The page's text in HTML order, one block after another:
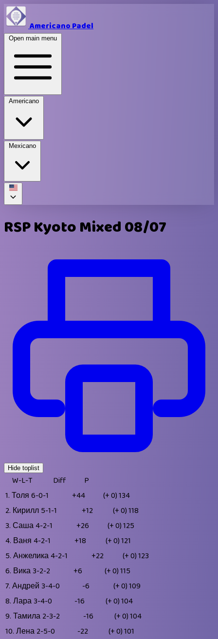
Americano Padel
Open main menu
Americano
Mexicano
RSP Kyoto Mixed 08/07
Hide toplist
W-L-T Diff
P
1. Толя 6-0-1 +44 (+ 0)134
2. Кирилл 5-1-1 +12 (+ 0)118
3. Саша4-2-1 +26 (+ 0)125
4. Ваня 4-2-1 +18 (+ 0)121
5. Анжелика4-2-1 +22 (+ 0)123
6. Вика3-2-2 +6 (+ 0)115
7. Андрей 3-4-0 -6 (+ 0)109
8. Лара3-4-0 -16 (+ 0)104
9. Тамила 2-3-2 -16 (+ 0)104
10. Лена 2-5-0 -22 (+ 0)101